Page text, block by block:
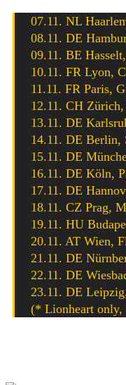
07.11. NL
08.11. DE
09.11. BE
10.11. FR Lyon,
11.11. FR Paris,
12.11. CH
13.11. DE
14.11. DE Berlin,
15.11. DE
16.11. DE Köln,
17.11. DE
18.11. CZ Prag,
19.11. HU
20.11. AT Wien,
21.11. DE
22.11. DE
23.11. DE
(* Lionheart only,